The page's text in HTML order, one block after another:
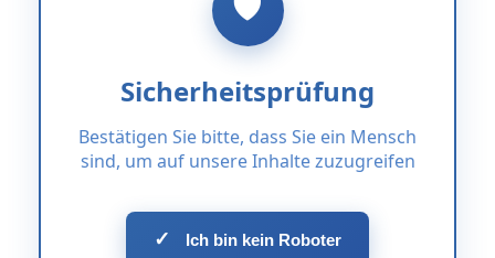
Sicherheitsprüfung
Bestätigen Sie bitte, dass Sie ein Mensch
sind, um auf unsere Inhalte zuzugreifen
✓ Ich bin kein Roboter